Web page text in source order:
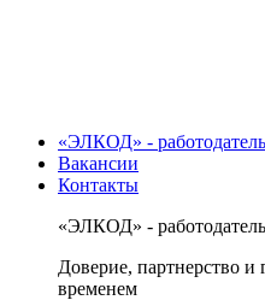
«ЭЛКОД» - работодатель
Вакансии
Контакты
«ЭЛКОД» - работодатель
Доверие, партнерство и
временем